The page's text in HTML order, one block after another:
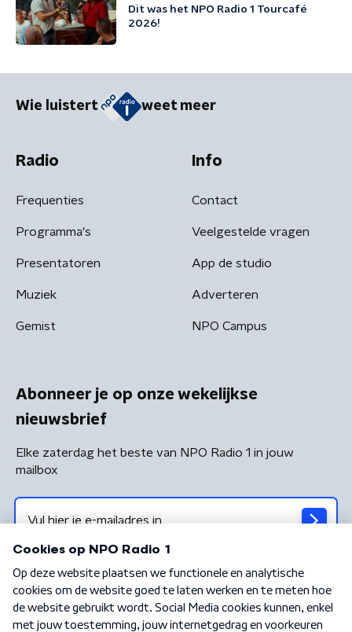
Dit was het NPO Radio 1 Tourcafé
2026!
Wie luistert weet meer
Radio
Frequenties
Programma's
Presentatoren
Muziek
Gemist
Info
Contact
Veelgestelde vragen
App de studio
Adverteren
NPO Campus
Abonneer je op onze wekelijkse
nieuwsbrief
Elke zaterdag het beste van NPO Radio 1 in jouw
mailbox
Algemene voorwaarden